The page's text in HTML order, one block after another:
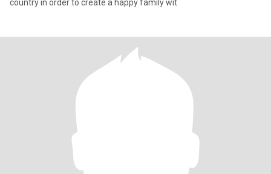
country in order to create a happy family wit